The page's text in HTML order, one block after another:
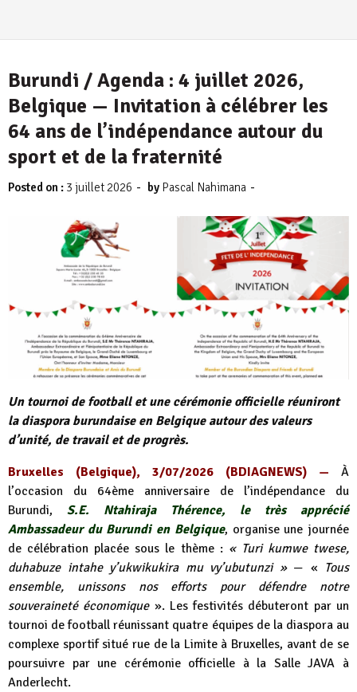
Burundi / Agenda : 4 juillet 2026,
Belgique — Invitation à célébrer les
64 ans de l’indépendance autour du
sport et de la fraternité
Posted on : 3 juillet 2026 - by Pascal Nahimana -
Un tournoi de football et une cérémonie officielle réuniront
la diaspora burundaise en Belgique autour des valeurs
d’unité, de travail et de progrès.
Bruxelles (Belgique), 3/07/2026 (BDIAGNEWS) — À
l’occasion du 64ème anniversaire de l’indépendance du
Burundi, S.E. Ntahiraja Thérence, le très apprécié
Ambassadeur du Burundi en Belgique, organise une journée
de célébration placée sous le thème : « Turi kumwe twese,
duhabuze intahe y’ukwikukira mu vy’ubutunzi »— « Tous
ensemble, unissons nos efforts pour défendre notre
souveraineté économique». Les festivités débuteront par un
tournoi de football réunissant quatre équipes de la diaspora au
complexe sportif situé rue de la Limite à Bruxelles, avant de se
poursuivre par une cérémonie officielle à la Salle JAVA à
Anderlecht.